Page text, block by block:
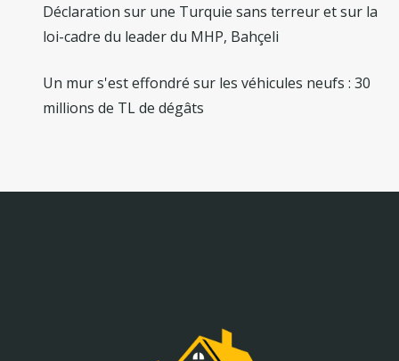
Déclaration sur une Turquie sans terreur et sur la
loi-cadre du leader du MHP, Bahçeli
Un mur s'est effondré sur les véhicules neufs : 30
millions de TL de dégâts